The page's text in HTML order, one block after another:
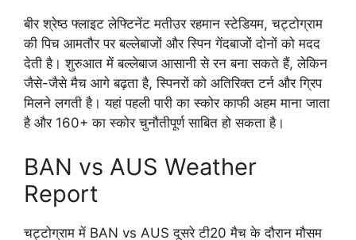
बीर श्रेष्ठ फ्लाइट लेफ्टिनेंट मतीउर रहमान स्टेडियम, चट्टोग्राम
की पिच आमतौर पर बल्लेबाजों और स्पिन गेंदबाजों दोनों को मदद
देती है। शुरुआत में बल्लेबाज आसानी से रन बना सकते हैं, लेकिन
जैसे-जैसे मैच आगे बढ़ता है, स्पिनरों को अतिरिक्त टर्न और ग्रिप
मिलने लगती है। यहां पहली पारी का स्कोर काफी अहम माना जाता
है और 160+ का स्कोर चुनौतीपूर्ण साबित हो सकता है।
BAN vs AUS Weather
Report
चट्टोग्राम में BAN vs AUS दूसरे टी20 मैच के दौरान मौसम